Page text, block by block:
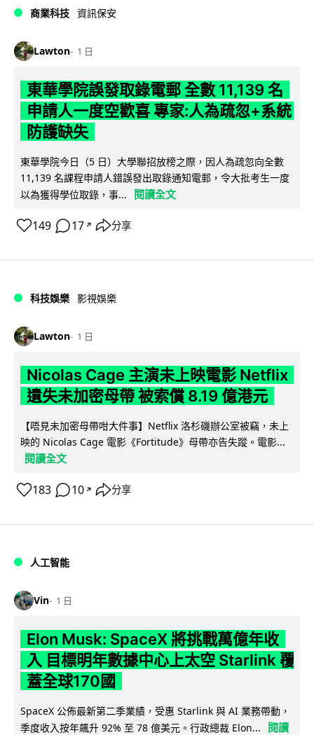
商業科技 資訊保安
Lawton 1 日
東華學院誤發取錄電郵 全數 11,139 名
申請人一度空歡喜 專家:人為疏忽+系統
防護缺失
東華學院今日（5 日）大學聯招放榜之際，因人為疏忽向全數
11,139 名課程申請人錯誤發出取錄通知電郵，令大批考生一度
以為獲得學位取錄，事...
閱讀全文
149 17 ↗ 分享
科技娛樂 影視娛樂
Lawton 1 日
Nicolas Cage 主演未上映電影 Netflix
遺失未加密母帶 被索償 8.19 億港元
【唔見未加密母帶咁大件事】Netflix 洛杉磯辦公室被竊，未上
映的 Nicolas Cage 電影《Fortitude》母帶亦告失蹤。電影...
閱讀全文
183 10 ↗ 分享
人工智能
Vin 1 日
Elon Musk: SpaceX 將挑戰萬億年收
入 目標明年數據中心上太空 Starlink 覆
蓋全球170國
SpaceX 公佈最新第二季業績，受惠 Starlink 與 AI 業務帶動，
季度收入按年飆升 92% 至 78 億美元。行政總裁 Elon...
閱讀